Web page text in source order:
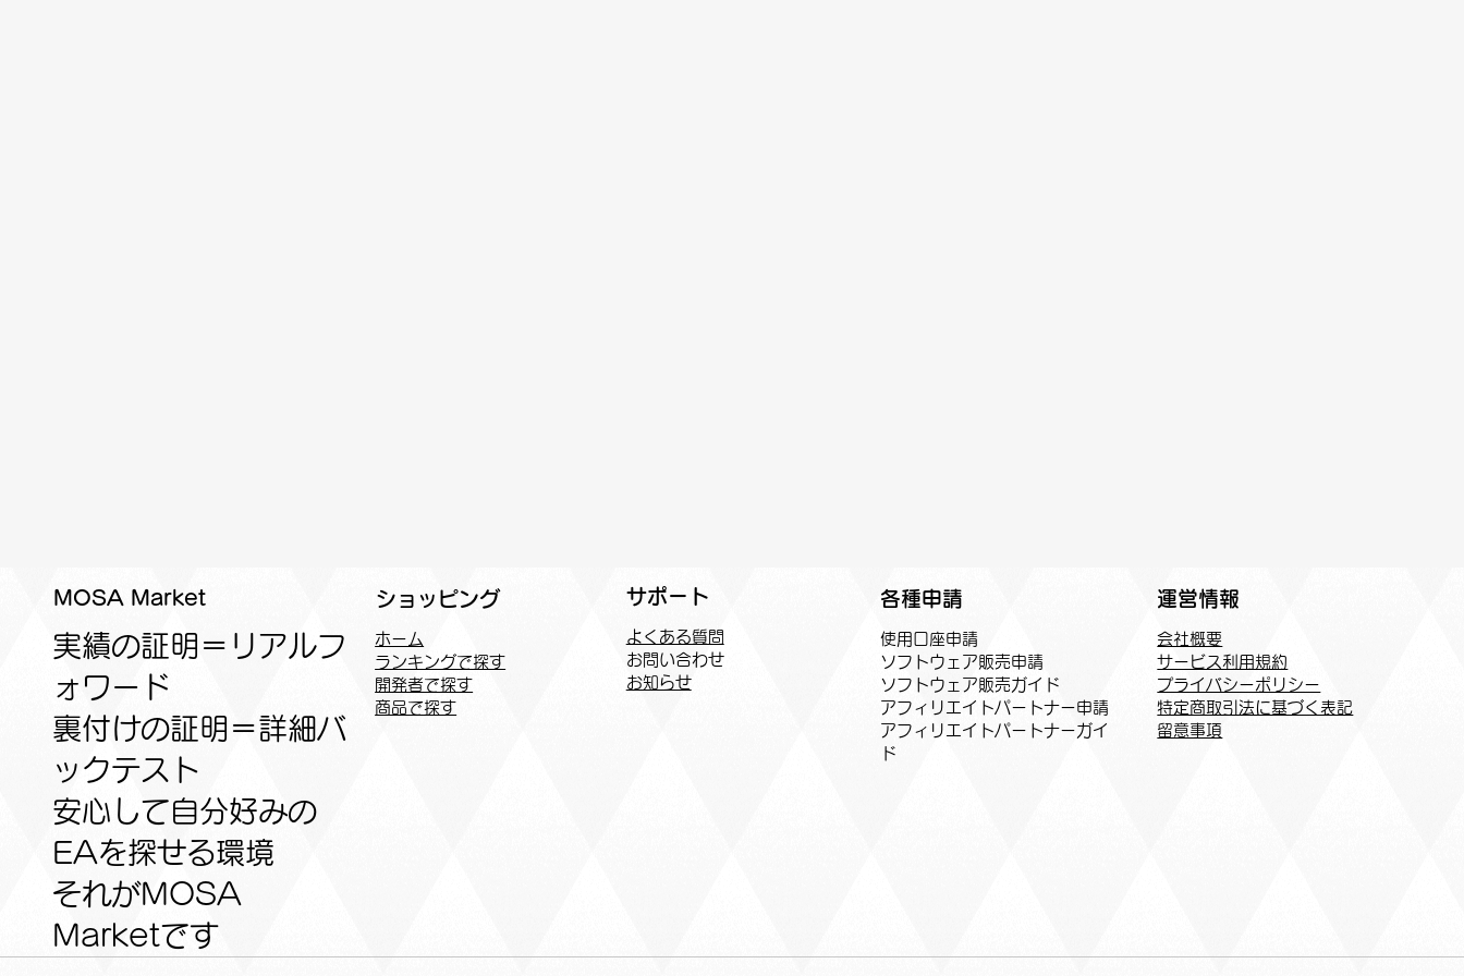
MOSA Market
実績の証明＝リアルフ
ォワード
裏付けの証明＝詳細バ
ックテスト
安心して自分好みの
EAを探せる環境
​それがMOSA
Marketです
ショッピング
ホーム
ランキングで探す
開発者で探す
商品で探す
サポート
よくある質問
お問い合わせ
お知らせ
各種申請
​使用口座申請
ソフトウェア販売申請
ソフトウェア販売ガイド
アフィリエイトパートナー申請​
​アフィリエイトパートナーガイ
ド
運営情報
会社概要
サービス利用規約
プライバシーポリシー
特定商取引法に基づく表記
​留意事項